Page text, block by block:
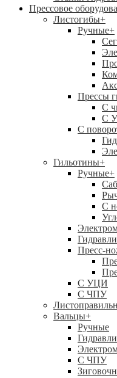
Прессовое
Листогибы+
Ручные+
Прессы
C
С
С
Гильотины+
Ручные+
С
Пресс-
С УЦИ
С ЧПУ
Вальцы+
Ручные
С ЧПУ